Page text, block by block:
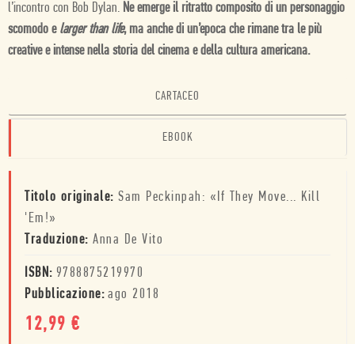
l’incontro con Bob Dylan. Ne emerge il ritratto composito di un personaggio
scomodo e larger than life, ma anche di un’epoca che rimane tra le più
creative e intense nella storia del cinema e della cultura americana.
CARTACEO
EBOOK
Titolo originale: Sam Peckinpah: «If They Move... Kill
'Em!»
Traduzione: Anna De Vito
ISBN: 9788875219970
Pubblicazione: ago 2018
12,99 €